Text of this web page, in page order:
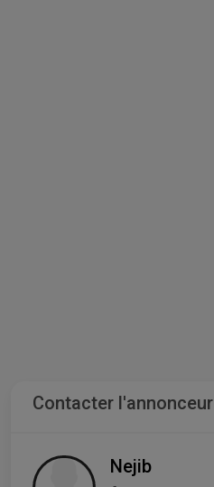
Contacter l'annonceur
Nejib